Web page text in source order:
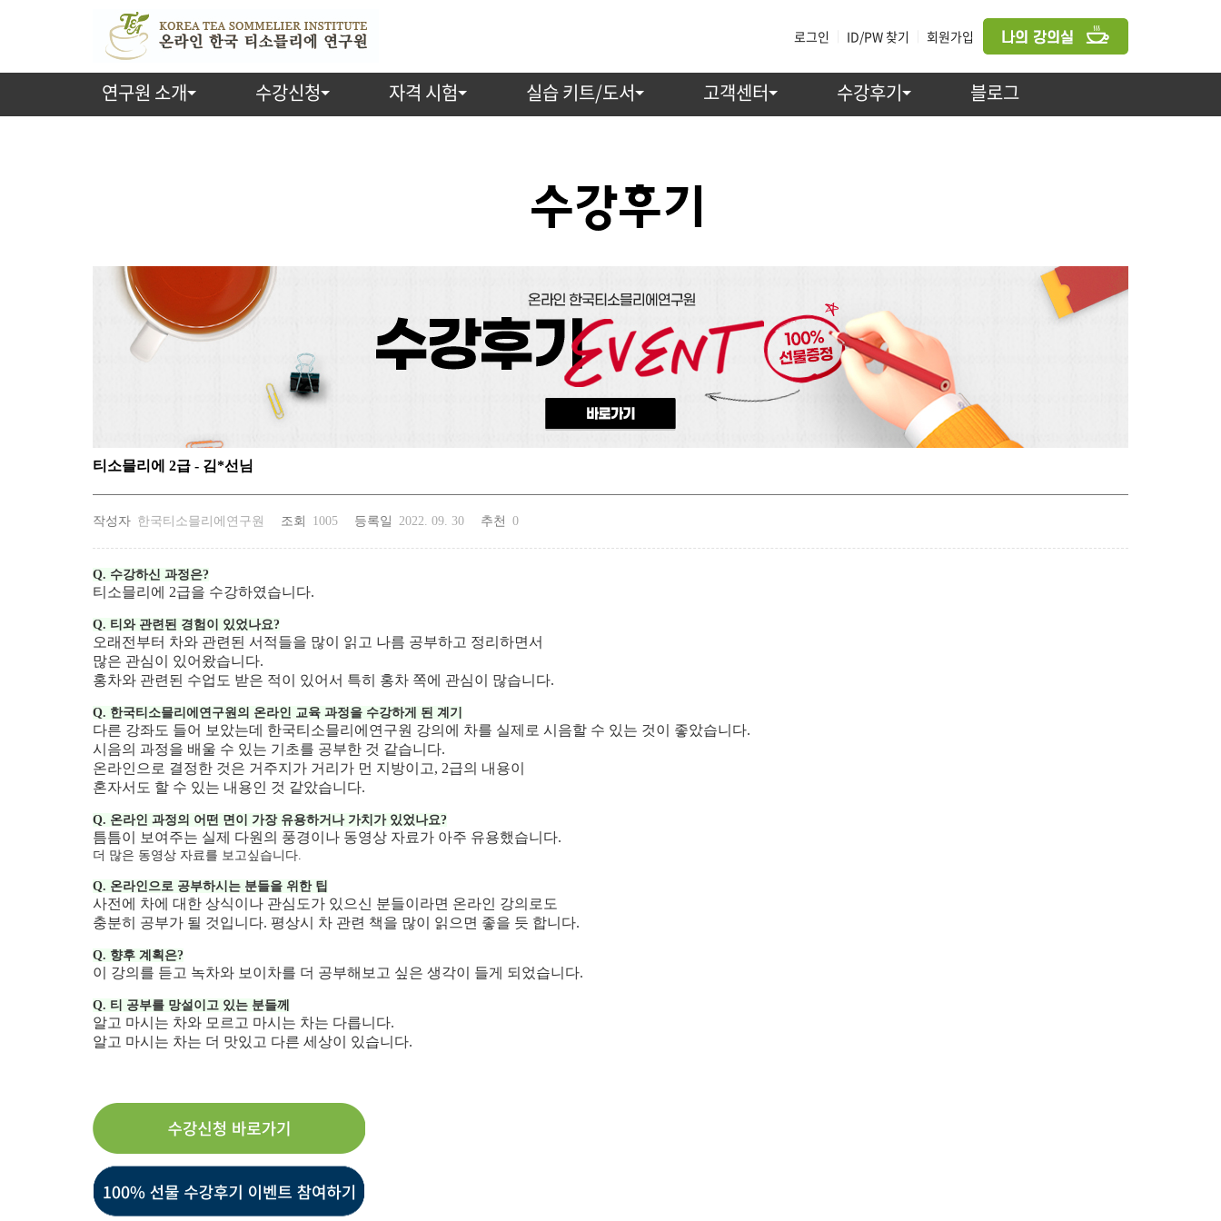
로그인 ID/PW 찾기 회원가입
연구원 소개 수강신청 자격 시험 실습 키트/도서 고객센터 수강후기 블로그
티소믈리에 2급 - 김*선님
작성자 한국티소믈리에연구원 조회 1005 등록일 2022. 09. 30 추천 0
Q. 수강하신 과정은?
티소믈리에 2급을 수강하였습니다.
Q. 티와 관련된 경험이 있었나요?
오래전부터 차와 관련된 서적들을 많이 읽고 나름 공부하고 정리하면서
많은 관심이 있어왔습니다.
홍차와 관련된 수업도 받은 적이 있어서 특히 홍차 쪽에 관심이 많습니다.
Q. 한국티소믈리에연구원의 온라인 교육 과정을 수강하게 된 계기
다른 강좌도 들어 보았는데 한국티소믈리에연구원 강의에 차를 실제로 시음할 수 있는 것이 좋았습니다.
시음의 과정을 배울 수 있는 기초를 공부한 것 같습니다.
온라인으로 결정한 것은 거주지가 거리가 먼 지방이고, 2급의 내용이
혼자서도 할 수 있는 내용인 것 같았습니다.
Q. 온라인 과정의 어떤 면이 가장 유용하거나 가치가 있었나요?
틈틈이 보여주는 실제 다원의 풍경이나 동영상 자료가 아주 유용했습니다.
더 많은 동영상 자료를 보고싶습니다.
Q. 온라인으로 공부하시는 분들을 위한 팁
사전에 차에 대한 상식이나 관심도가 있으신 분들이라면 온라인 강의로도
충분히 공부가 될 것입니다. 평상시 차 관련 책을 많이 읽으면 좋을 듯 합니다.
Q. 향후 계획은?
이 강의를 듣고 녹차와 보이차를 더 공부해보고 싶은 생각이 들게 되었습니다.
Q. 티 공부를 망설이고 있는 분들께
알고 마시는 차와 모르고 마시는 차는 다릅니다.
알고 마시는 차는 더 맛있고 다른 세상이 있습니다.